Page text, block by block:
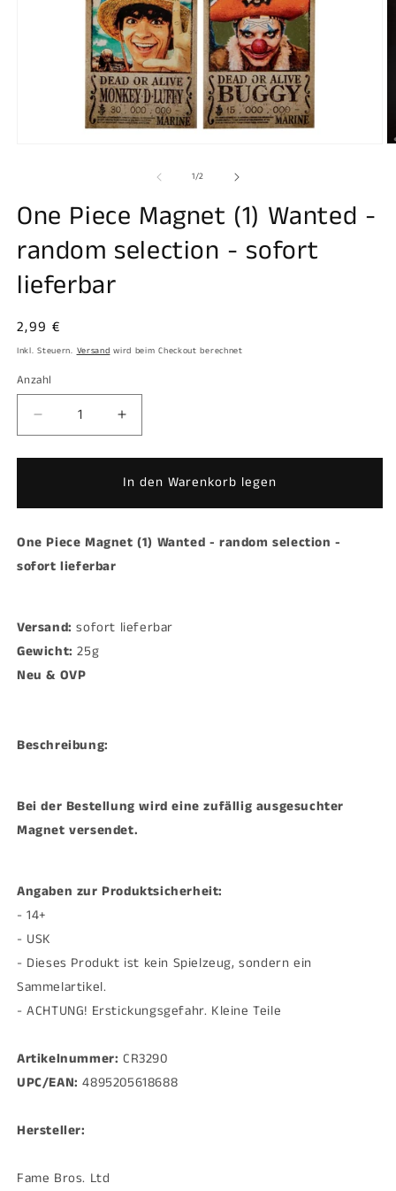
1/von
2
One Piece Magnet (1) Wanted -
random selection - sofort
lieferbar
Normaler
Preis
2,99 €
Inkl. Steuern. Versand wird beim Checkout berechnet
Anzahl
Anzahl
Verringere
die
Menge
Magnet
(1)
Wanted
selection
-
lieferbar
Erhöhe
die
Menge
für
Magnet
(1)
selection
In den Warenkorb legen
One Piece Magnet (1) Wanted - random selection -
sofort lieferbar
Versand:sofort lieferbar
Gewicht:25g
Neu & OVP
Beschreibung:
Bei der Bestellung wird eine zufällig ausgesuchter
Magnet versendet.
Angaben zur Produktsicherheit:
- 14+
- USK
- Dieses Produkt ist kein Spielzeug, sondern ein
Sammelartikel.
- ACHTUNG! Erstickungsgefahr. Kleine Teile
Artikelnummer: CR3290
UPC/EAN: 4895205618688
Hersteller:
Fame Bros. Ltd